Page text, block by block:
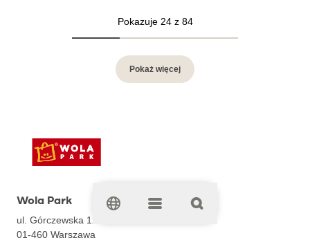
Pokazuje 24 z 84
Pokaż więcej
Wola Park
ul. Górczewska 124
01-460 Warszawa